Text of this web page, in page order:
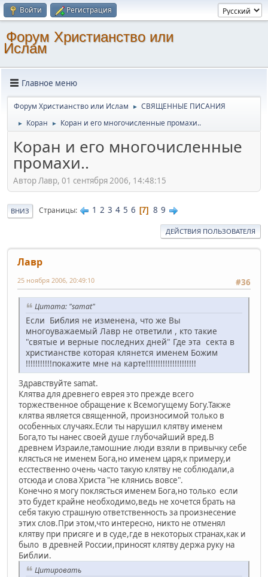
Войти Регистрация
Форум Христианство или
Ислам
Главное меню
Форум Христианство или Ислам ► СВЯЩЕННЫЕ ПИСАНИЯ
► Коран ► Коран и его многочисленные промахи..
Коран и его многочисленные
промахи..
Автор Лавр, 01 сентября 2006, 14:48:15
ВНИЗ Страницы 1 2 3 4 5 6 7 8 9
ДЕЙСТВИЯ ПОЛЬЗОВАТЕЛЯ
Лавр
#36
25 ноября 2006, 20:49:10
Цитата: "samat"
Если Библия не изменена, что же Вы
многоуважаемый Лавр не ответили , кто такие
"святые и верные последних дней" Где эта секта в
христианстве которая клянется именем Божим
!!!!!!!!!!!покажите мне на карте!!!!!!!!!!!!!!!!!!!!!
Здравствуйте samat.
Клятва для древнего еврея это прежде всего
торжественное обращение к Всемогущему Богу.Также
клятва является священной, произносимой только в
особенных случаях.Если ты нарушил клятву именем
Бога,то ты нанес своей душе глубочайший вред.В
древнем Израиле,тамошние люди взяли в привычку себе
клясться не именем Бога,но именем царя,к примеру,и
есстественно очень часто такую клятву не соблюдали,а
отсюда и слова Христа "не клянись вовсе".
Конечно я могу поклясться именем Бога,но только если
это будет крайне необходимо,ведь не хочется брать на
себя такую страшную ответственность за произнесение
этих слов.При этом,что интересно, никто не отменял
клятву при присяге и в суде,где в некоторых странах,как и
было в древней России,приносят клятву держа руку на
Библии.
Цитировать